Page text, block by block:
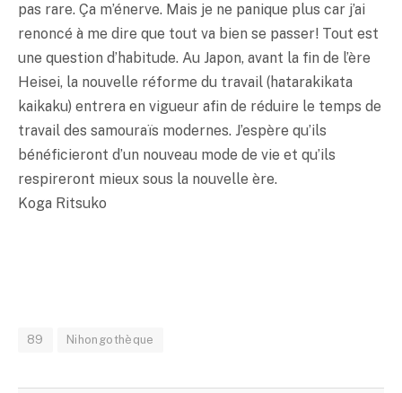
pas rare. Ça m’énerve. Mais je ne panique plus car j’ai
renoncé à me dire que tout va bien se passer! Tout est
une question d’habitude. Au Japon, avant la fin de l’ère
Heisei, la nouvelle réforme du travail (hatarakikata
kaikaku) entrera en vigueur afin de réduire le temps de
travail des samouraïs modernes. J’espère qu’ils
bénéficieront d’un nouveau mode de vie et qu’ils
respireront mieux sous la nouvelle ère.
Koga Ritsuko
89 Nihongothèque